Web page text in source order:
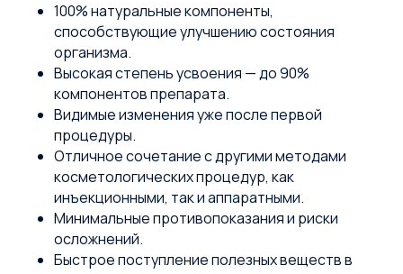
100% натуральные компоненты,
способствующие улучшению состояния
организма.
Высокая степень усвоения — до 90%
компонентов препарата.
Видимые изменения уже после первой
процедуры.
Отличное сочетание с другими методами
косметологических процедур, как
инъекционными, так и аппаратными.
Минимальные противопоказания и риски
осложнений.
Быстрое поступление полезных веществ в